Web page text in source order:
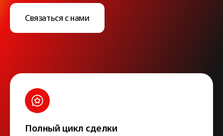
Связаться с нами
Полный цикл сделки